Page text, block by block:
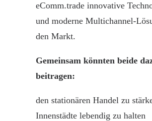
eComm.trade innovative
und moderne Multichannel-
den Markt.
Gemeinsam könnten beide
beitragen:
den stationären Handel zu
Innenstädte lebendig zu halten